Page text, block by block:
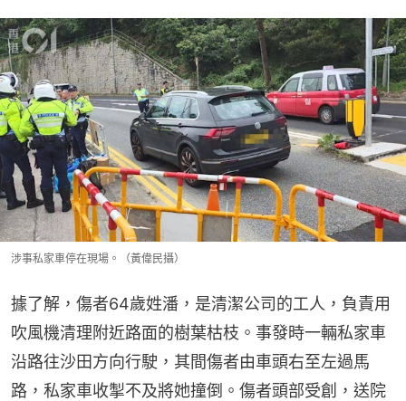
涉事私家車停在現場。（黃偉民攝）
據了解，傷者64歲姓潘，是清潔公司的工人，負責用
吹風機清理附近路面的樹葉枯枝。事發時一輛私家車
沿路往沙田方向行駛，其間傷者由車頭右至左過馬
路，私家車收掣不及將她撞倒。傷者頭部受創，送院